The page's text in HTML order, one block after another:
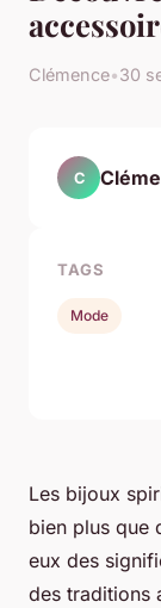
Clémence•30
Les bijoux
bien plus que
eux des
des traditions
C
TAGS
Mode